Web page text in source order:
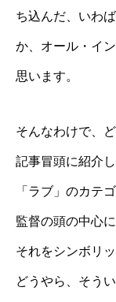
ち込んだ、いわ
か、オール・イ
思います。
そんなわけで、
記事冒頭に紹介
「ラブ」のカテ
監督の頭の中心
それをシンボリ
どうやら、そう